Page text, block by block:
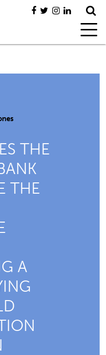
THE
THE
A